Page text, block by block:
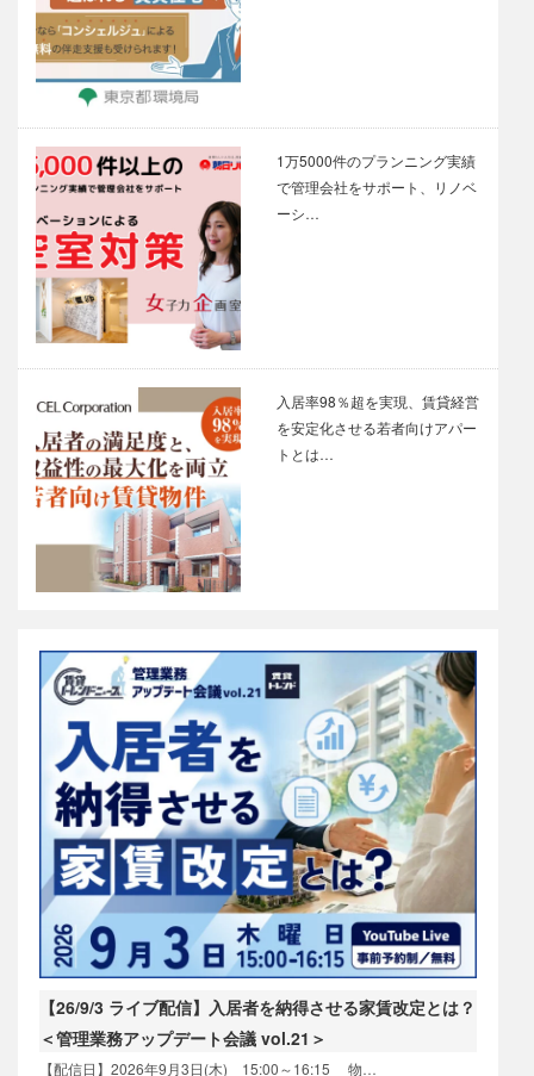
1万5000件のプランニング実績
で管理会社をサポート、リノベ
ーシ…
入居率98％超を実現、賃貸経営
を安定化させる若者向けアパー
トとは…
【26/9/3 ライブ配信】入居者を納得させる家賃改定とは？
＜管理業務アップデート会議 vol.21＞
【配信日】2026年9月3日(木) 15:00～16:15 物…